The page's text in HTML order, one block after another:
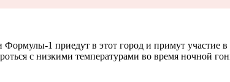
1 приедут в этот город и примут участие
с низкими температурами во время ночной